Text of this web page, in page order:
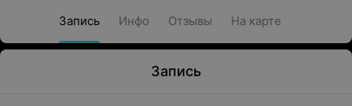
Запись Инфо Отзывы На карте
Запись